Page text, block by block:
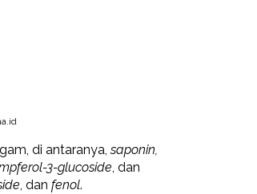
di antaranya,saponin,
3-glucoside, dan
, dan fenol.